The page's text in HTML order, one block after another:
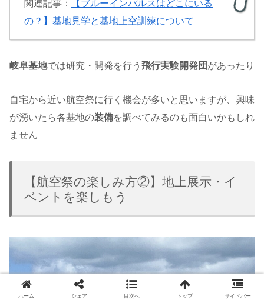
関連記事：
【ブルーインパルスはどこにいる
の？】基地見学と基地上空訓練について
岐阜基地では研究・開発を行う 飛行実験開発団 があったり
自宅から近い航空祭に行く機会が多いと思いますが、興味
が湧いたら各基地の装備を調べてみるのも面白いかもしれ
ません
【航空祭の楽しみ方②】地上展示・イ
ベントを楽しもう
ホーム シェア 目次へ トップ サイドバー